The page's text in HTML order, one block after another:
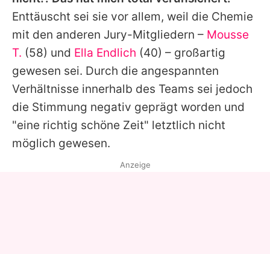
Enttäuscht sei sie vor allem, weil die Chemie
mit den anderen Jury-Mitgliedern – Mousse
T. (58) und Ella Endlich (40) – großartig
gewesen sei. Durch die angespannten
Verhältnisse innerhalb des Teams sei jedoch
die Stimmung negativ geprägt worden und
"eine richtig schöne Zeit" letztlich nicht
möglich gewesen.
Anzeige